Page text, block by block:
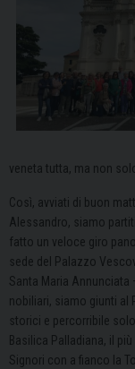
veneta tutta, ma non
Così, avviati di buon
Alessandro, siamo
fatto un veloce giro
sede del Palazzo
Santa Maria
nobiliari, siamo giunti al
storici e percorribile
Basilica Palladiana, il
Signori con a fianco la